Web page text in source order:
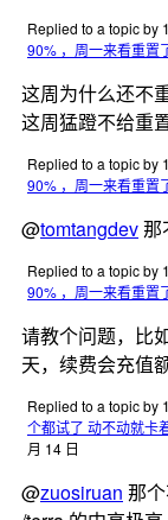
Replied to a topic by
90% ，周一来看重置
这周为什么还不
这周猛蹬不给重
Replied to a topic by
90% ，周一来看重置
@tomtangdev那
Replied to a topic by
90% ，周一来看重置
请教个问题，比
天，续费会充值
Replied to a topic by
个都试了 动不动就卡
月 14 日
@zuosiruan 那